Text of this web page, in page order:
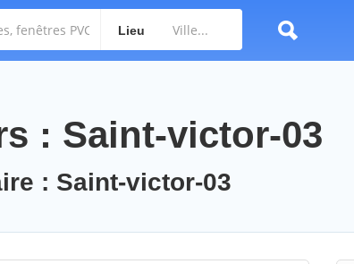
Lieu
: Saint-victor-03
: Saint-victor-03